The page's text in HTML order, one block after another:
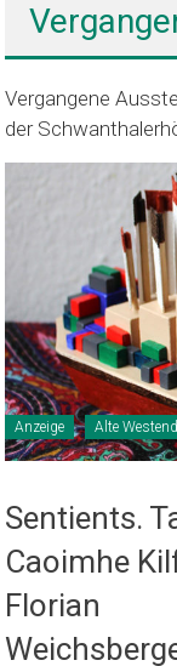
Vergangene
der
Anzeige Alte
Sentients.
Caoimhe
Florian